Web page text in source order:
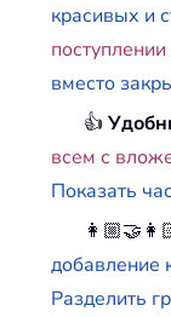
красивых и
вместо
👍
всем с
Показать
добавление
Разделить